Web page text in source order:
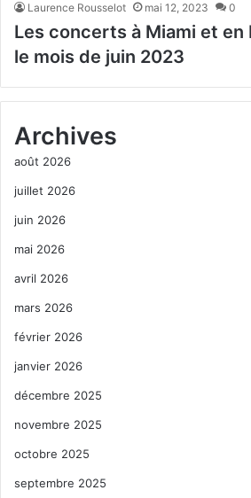
Laurence Rousselot mai 12, 2023 0
Les concerts à Miami et en
le mois de juin 2023
Archives
août 2026
juillet 2026
juin 2026
mai 2026
avril 2026
mars 2026
février 2026
janvier 2026
décembre 2025
novembre 2025
octobre 2025
septembre 2025